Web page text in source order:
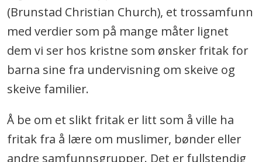
(Brunstad Christian Church), et trossamfunn
med verdier som på mange måter lignet
dem vi ser hos kristne som ønsker fritak for
barna sine fra undervisning om skeive og
skeive familier.
Å be om et slikt fritak er litt som å ville ha
fritak fra å lære om muslimer, bønder eller
andre samfunnsgrupper. Det er fullstendig